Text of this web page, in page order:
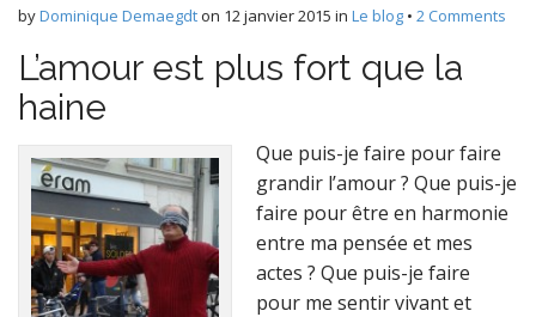
tbyDominique Demaegdton 12 janvier 2015 in Le blog • 2 Comments
L’amour est plus fort que la
haine
Que puis-je faire pour faire
grandir l’amour ? Que puis-je
faire pour être en harmonie
entre ma pensée et mes
actes ? Que puis-je faire
pour me sentir vivant et